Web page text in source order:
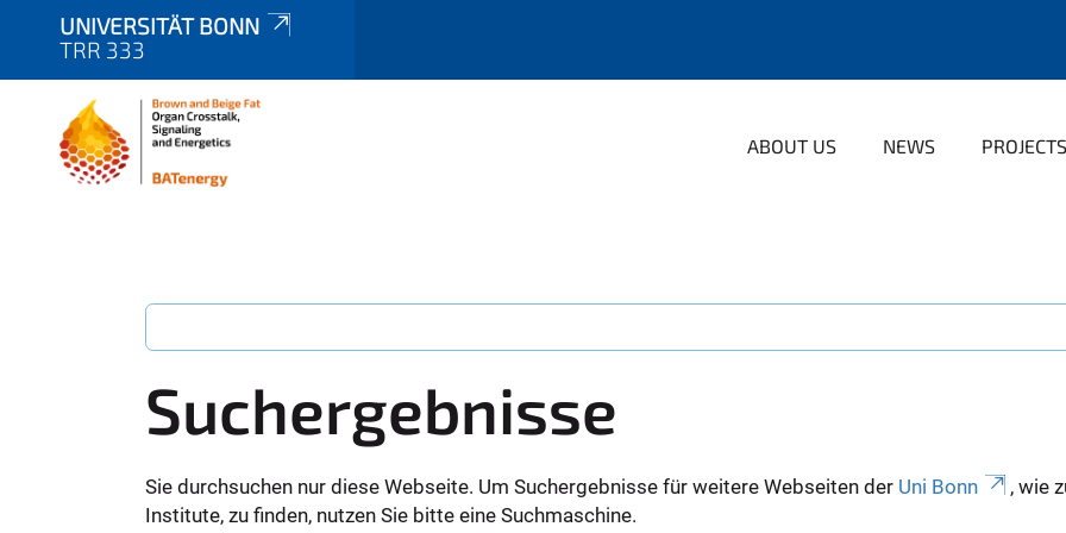
UNIVERSITÄT BONN
TRR 333
ABOUT US NEWS PROJECTS
Suchergebnisse
Sie durchsuchen nur diese Webseite. Um Suchergebnisse für weitere Webseiten der Uni Bonn
, wie
Institute, zu finden, nutzen Sie bitte eine Suchmaschine.